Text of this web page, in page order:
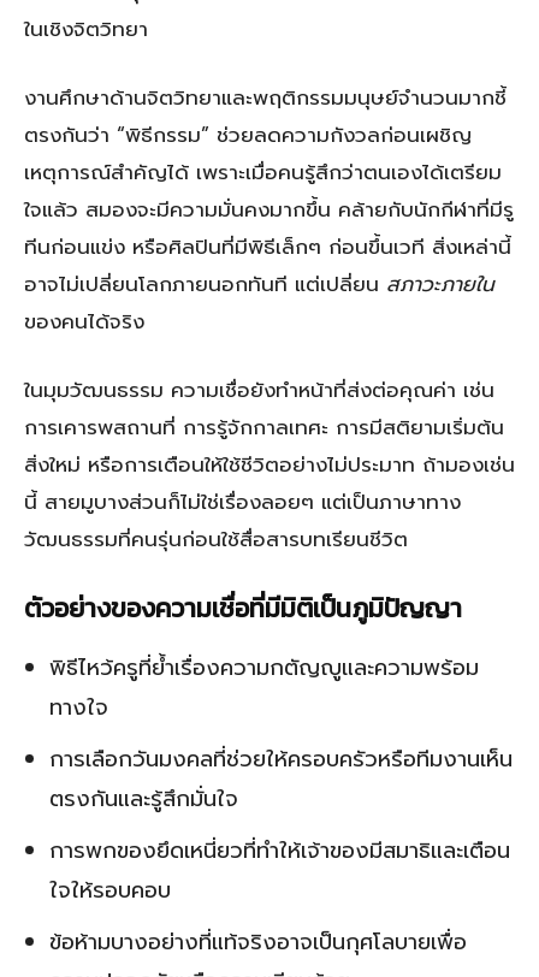
ในเชิงจิตวิทยา
งานศึกษาด้านจิตวิทยาและพฤติกรรมมนุษย์จำนวนมากชี้
ตรงกันว่า “พิธีกรรม” ช่วยลดความกังวลก่อนเผชิญ
เหตุการณ์สำคัญได้ เพราะเมื่อคนรู้สึกว่าตนเองได้เตรียม
ใจแล้ว สมองจะมีความมั่นคงมากขึ้น คล้ายกับนักกีฬาที่มีรู
ทีนก่อนแข่ง หรือศิลปินที่มีพิธีเล็กๆ ก่อนขึ้นเวที สิ่งเหล่านี้
อาจไม่เปลี่ยนโลกภายนอกทันที แต่เปลี่ยน สภาวะภายใน
ของคนได้จริง
ในมุมวัฒนธรรม ความเชื่อยังทำหน้าที่ส่งต่อคุณค่า เช่น
การเคารพสถานที่ การรู้จักกาลเทศะ การมีสติยามเริ่มต้น
สิ่งใหม่ หรือการเตือนให้ใช้ชีวิตอย่างไม่ประมาท ถ้ามองเช่น
นี้ สายมูบางส่วนก็ไม่ใช่เรื่องลอยๆ แต่เป็นภาษาทาง
วัฒนธรรมที่คนรุ่นก่อนใช้สื่อสารบทเรียนชีวิต
ตัวอย่างของความเชื่อที่มีมิติเป็นภูมิปัญญา
พิธีไหว้ครูที่ย้ำเรื่องความกตัญญูและความพร้อม
ทางใจ
การเลือกวันมงคลที่ช่วยให้ครอบครัวหรือทีมงานเห็น
ตรงกันและรู้สึกมั่นใจ
การพกของยึดเหนี่ยวที่ทำให้เจ้าของมีสมาธิและเตือน
ใจให้รอบคอบ
ข้อห้ามบางอย่างที่แท้จริงอาจเป็นกุศโลบายเพื่อ